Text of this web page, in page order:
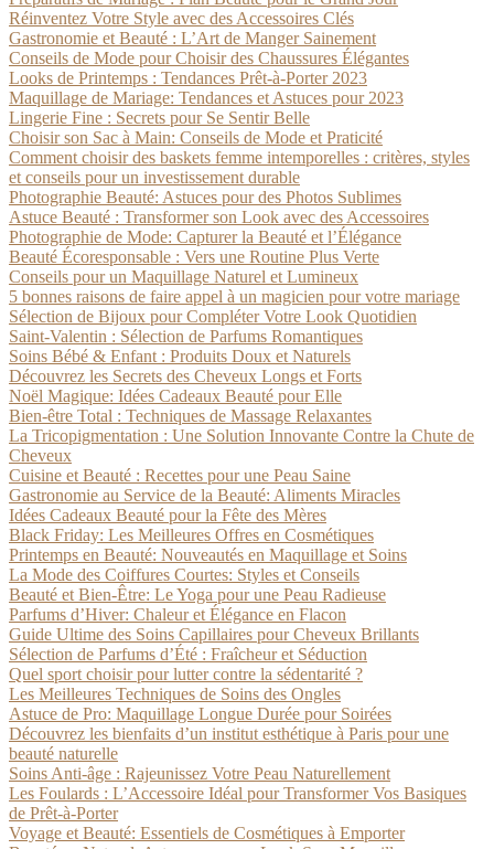
Réinventez Votre Style avec des Accessoires Clés
Gastronomie et Beauté : L’Art de Manger Sainement
Conseils de Mode pour Choisir des Chaussures Élégantes
Looks de Printemps : Tendances Prêt-à-Porter 2023
Maquillage de Mariage: Tendances et Astuces pour 2023
Lingerie Fine : Secrets pour Se Sentir Belle
Choisir son Sac à Main: Conseils de Mode et Praticité
Comment choisir des baskets femme intemporelles : critères, styles
et conseils pour un investissement durable
Photographie Beauté: Astuces pour des Photos Sublimes
Astuce Beauté : Transformer son Look avec des Accessoires
Photographie de Mode: Capturer la Beauté et l’Élégance
Beauté Écoresponsable : Vers une Routine Plus Verte
Conseils pour un Maquillage Naturel et Lumineux
5 bonnes raisons de faire appel à un magicien pour votre mariage
Sélection de Bijoux pour Compléter Votre Look Quotidien
Saint-Valentin : Sélection de Parfums Romantiques
Soins Bébé & Enfant : Produits Doux et Naturels
Découvrez les Secrets des Cheveux Longs et Forts
Noël Magique: Idées Cadeaux Beauté pour Elle
Bien-être Total : Techniques de Massage Relaxantes
La Tricopigmentation : Une Solution Innovante Contre la Chute de
Cheveux
Cuisine et Beauté : Recettes pour une Peau Saine
Gastronomie au Service de la Beauté: Aliments Miracles
Idées Cadeaux Beauté pour la Fête des Mères
Black Friday: Les Meilleures Offres en Cosmétiques
Printemps en Beauté: Nouveautés en Maquillage et Soins
La Mode des Coiffures Courtes: Styles et Conseils
Beauté et Bien-Être: Le Yoga pour une Peau Radieuse
Parfums d’Hiver: Chaleur et Élégance en Flacon
Guide Ultime des Soins Capillaires pour Cheveux Brillants
Sélection de Parfums d’Été : Fraîcheur et Séduction
Quel sport choisir pour lutter contre la sédentarité ?
Les Meilleures Techniques de Soins des Ongles
Astuce de Pro: Maquillage Longue Durée pour Soirées
Découvrez les bienfaits d’un institut esthétique à Paris pour une
beauté naturelle
Soins Anti-âge : Rajeunissez Votre Peau Naturellement
Les Foulards : L’Accessoire Idéal pour Transformer Vos Basiques
de Prêt-à-Porter
Voyage et Beauté: Essentiels de Cosmétiques à Emporter